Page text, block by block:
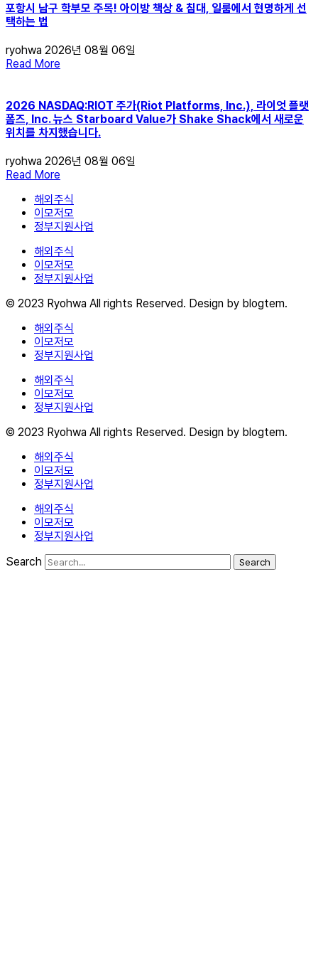
포항시 남구 학부모 주목! 아이방 책상 & 침대, 일룸에서 현명하게 선
택하는 법
ryohwa 2026년 08월 06일
Read More
2026 NASDAQ:RIOT 주가(Riot Platforms, Inc.), 라이엇 플랫
폼즈, Inc. 뉴스 Starboard Value가 Shake Shack에서 새로운
위치를 차지했습니다.
ryohwa 2026년 08월 06일
Read More
해외주식
이모저모
정부지원사업
해외주식
이모저모
정부지원사업
© 2023 Ryohwa All rights Reserved. Design by blogtem.
해외주식
이모저모
정부지원사업
해외주식
이모저모
정부지원사업
© 2023 Ryohwa All rights Reserved. Design by blogtem.
해외주식
이모저모
정부지원사업
해외주식
이모저모
정부지원사업
Search
Search